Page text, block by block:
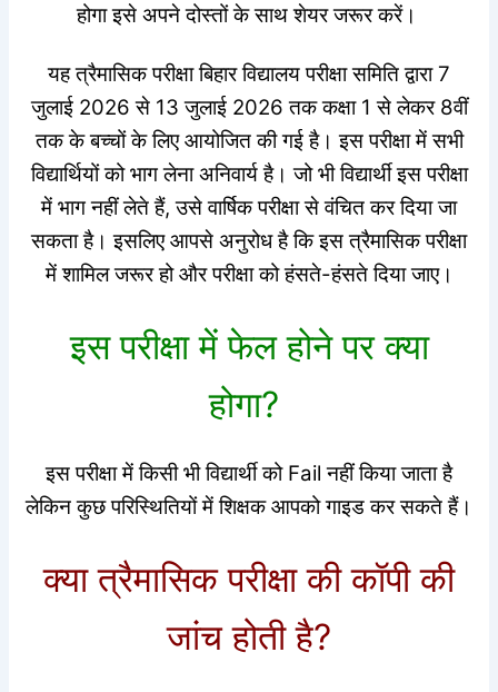
होगा इसे अपने दोस्तों के साथ शेयर जरूर करें।
यह त्रैमासिक परीक्षा बिहार विद्यालय परीक्षा समिति द्वारा 7
जुलाई 2026 से 13 जुलाई 2026 तक कक्षा 1 से लेकर 8वीं
तक के बच्चों के लिए आयोजित की गई है। इस परीक्षा में सभी
विद्यार्थियों को भाग लेना अनिवार्य है। जो भी विद्यार्थी इस परीक्षा
में भाग नहीं लेते हैं, उसे वार्षिक परीक्षा से वंचित कर दिया जा
सकता है। इसलिए आपसे अनुरोध है कि इस त्रैमासिक परीक्षा
में शामिल जरूर हो और परीक्षा को हंसते-हंसते दिया जाए।
इस परीक्षा में फेल होने पर क्या
होगा?
इस परीक्षा में किसी भी विद्यार्थी को Fail नहीं किया जाता है
लेकिन कुछ परिस्थितियों में शिक्षक आपको गाइड कर सकते हैं।
क्या त्रैमासिक परीक्षा की कॉपी की
जांच होती है?